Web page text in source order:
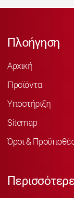
Πλοήγηση
Αρχική
Προϊόντα
Υποστήριξη
Sitemap
Όροι &